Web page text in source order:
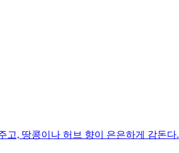
고, 땅콩이나 허브 향이 은은하게 감돈다.